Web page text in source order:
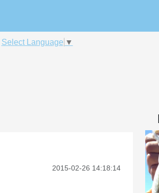
Select Language ▼
2015-02-26 14:18:14